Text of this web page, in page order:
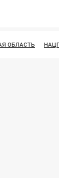
ОБЛАСТЬ